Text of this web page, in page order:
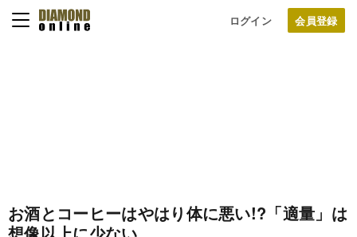
ログイン
お酒とコーヒーはやはり体に悪い!?「適量」は